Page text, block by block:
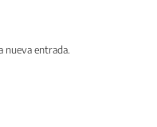
nueva entrada.